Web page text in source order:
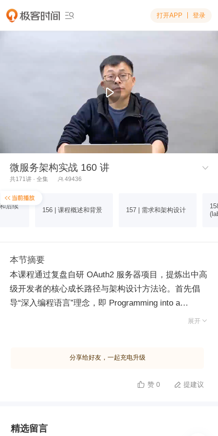
 打开APP 登录
微服务架构实战 160 讲 
共171讲 · 全集  49436
后续
156 | 课程概述和背景 157 | 需求和架构设计
本节摘要
本课程通过复盘自研 OAuth2 服务器项目，提炼出中高
级开发者的核心成长路径与架构设计方法论。首先倡
导“深入编程语言”理念，即 Programming into a
language，要求开发者不局限于框架 API 调用，而应
总体架构、数据模型与接口模型。语言选型、工具链及
型才是跨越技术栈的不变真理。课程同时强调多语言编
生产环境落地，项目提出了关键扩展方向：增加令牌吊
展开 
分享给好友，一起充电升级
 赞 0  提建议
精选留言